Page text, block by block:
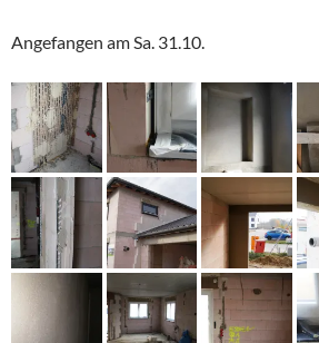
Angefangen am Sa. 31.10.